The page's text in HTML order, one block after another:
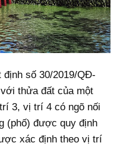
số 30/2019/QĐ-
thửa đất của một
3, vị trí 4 có ngõ nối
(phố) được quy định
xác định theo vị trí